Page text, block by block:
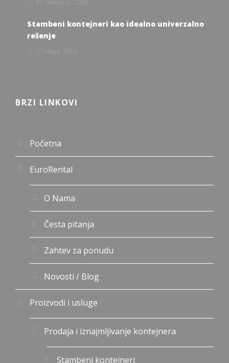
Stambeni kontejneri kao idealno univerzalno
rešenje
BRZI LINKOVI
Početna
EuroRental
O Nama
Česta pitanja
Zahtev za ponudu
Novosti / Blog
Proizvodi i usluge
Prodaja i iznajmljivanje kontejnera
Stambeni kontejneri